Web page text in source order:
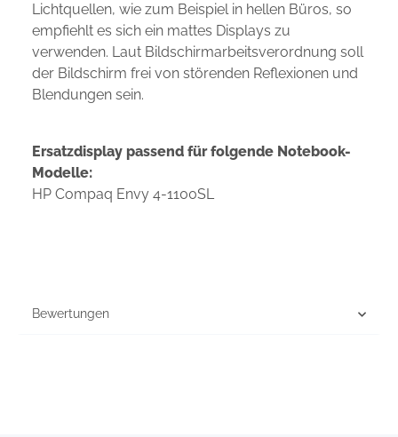
Lichtquellen, wie zum Beispiel in hellen Büros, so
empfiehlt es sich ein mattes Displays zu
verwenden. Laut Bildschirmarbeitsverordnung soll
der Bildschirm frei von störenden Reflexionen und
Blendungen sein.
Ersatzdisplay passend für folgende Notebook-
Modelle:
HP Compaq Envy 4-1100SL
Bewertungen